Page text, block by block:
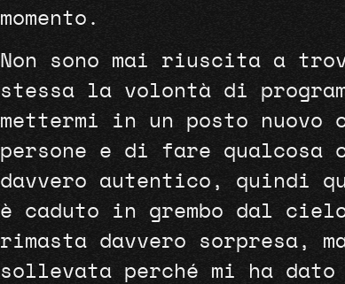
momento.
Non sono mai riuscita a
stessa la volontà di
mettermi in un posto nuovo
persone e di fare qualcosa
davvero autentico, quindi
è caduto in grembo dal
rimasta davvero sorpresa,
sollevata perché mi ha dato